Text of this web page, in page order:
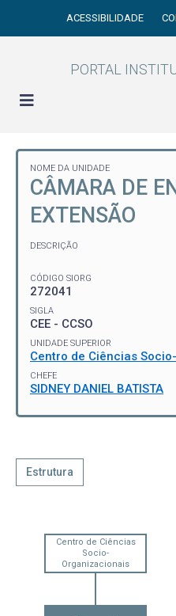
ACESSIBILIDADE
PORTAL
NOME DA UNIDADE
CÂMARA DE
EXTENSÃO
DESCRIÇÃO
CÓDIGO SIORG
272041
SIGLA
CEE - CCSO
UNIDADE SUPERIOR
Centro de Ciências
CHEFE
SIDNEY DANIEL BATISTA
Estrutura
Centro de Ciências
Socio-
Organizacionais